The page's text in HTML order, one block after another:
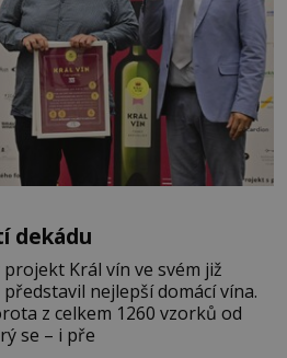
dekádu
Král vín ve svém již
nejlepší domácí vína.
z celkem 1260 vzorků od
který se – i pře